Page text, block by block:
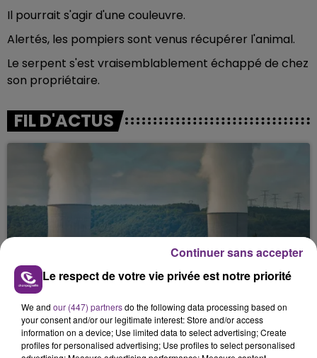
Il pourrait s'agir d'une couleuvre.
Alertés, les pompiers sont venus récupérer l'animal.
Le serpent s'est vraisemblablement échappé de chez
son propriétaire.
FIL D'ACTUS
LA CENTRALE NUCLÉAIRE DE CHOOZ
TOUJOURS À L'ARRÊT
Cela fait déjà une semaine que la centrale
nucléaire ardennaise est à l'arrêt. Une situation
justifiée par la sécheresse intense qui est toujours
Le respect de votre vie privée est notre priorité
We and our (447) partnersdo the following data processing based on
your consent and/or our legitimate interest: Store and/or access
information on a device; Use limited data to select advertising; Create
profiles for personalised advertising; Use profiles to select personalised
Continuer sans accepter